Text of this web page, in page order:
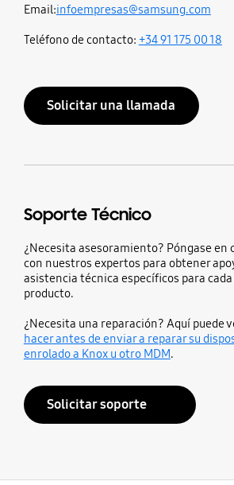
Email:infoempresas@samsung.com
Teléfono de contacto: +34 91 175 00 18
Solicitar una llamada
Soporte Técnico
¿Necesita asesoramiento? Póngase en
con nuestros expertos para obtener
asistencia técnica específicos para cada
producto.
¿Necesita una reparación? Aquí puede
hacer antes de enviar a reparar su
enrolado a Knox u otro MDM.
Solicitar soporte